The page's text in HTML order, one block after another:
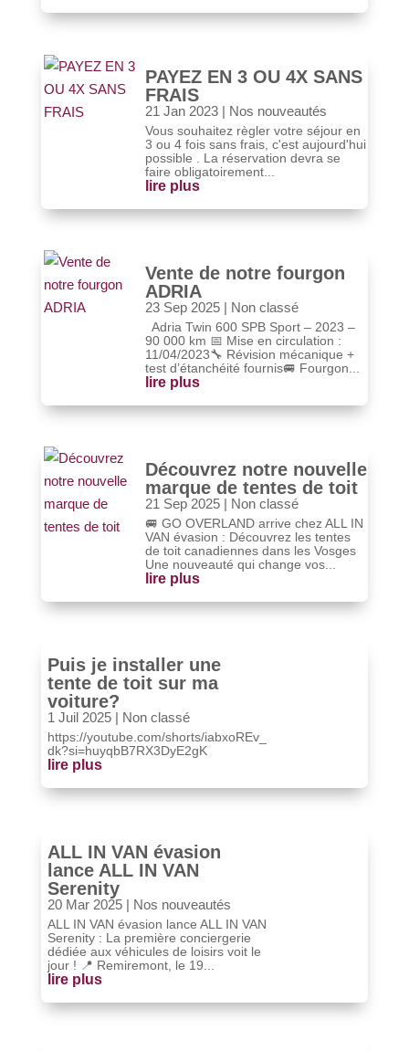
PAYEZ EN 3 OU 4X SANS
FRAIS
21 Jan 2023 | Nos nouveautés
Vous souhaitez règler votre séjour en
3 ou 4 fois sans frais, c'est aujourd'hui
possible . La réservation devra se
faire obligatoirement...
lire plus
Vente de notre fourgon
ADRIA
23 Sep 2025 | Non classé
Adria Twin 600 SPB Sport – 2023 –
90 000 km 📅 Mise en circulation :
11/04/2023🔧 Révision mécanique +
test d’étanchéité fournis🚐 Fourgon...
lire plus
Découvrez notre nouvelle
marque de tentes de toit
21 Sep 2025 | Non classé
🚐 GO OVERLAND arrive chez ALL IN
VAN évasion : Découvrez les tentes
de toit canadiennes dans les Vosges
Une nouveauté qui change vos...
lire plus
Puis je installer une
tente de toit sur ma
voiture?
1 Juil 2025| Non classé
https://youtube.com/shorts/iabxoREv_
dk?si=huyqbB7RX3DyE2gK
lire plus
ALL IN VAN évasion
lance ALL IN VAN
Serenity
20 Mar 2025| Nos nouveautés
ALL IN VAN évasion lance ALL IN VAN
Serenity : La première conciergerie
dédiée aux véhicules de loisirs voit le
jour ! 📍 Remiremont, le 19...
lire plus